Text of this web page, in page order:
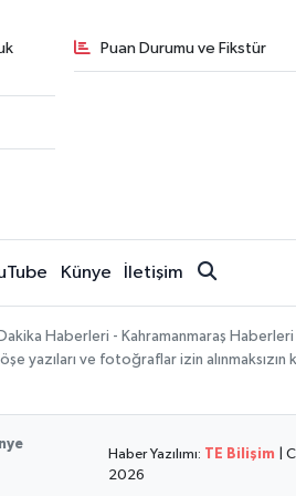
Puan Durumu ve Fikstür
Künye İletişim
Haberleri - Kahramanmaraş Haberleri
yazıları ve fotoğraflar izin alınmaksızın
Haber Yazılımı: TE Bilişim
|
2026